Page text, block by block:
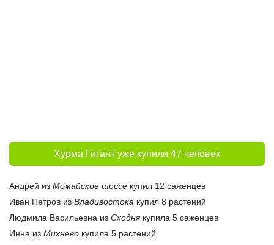
Хурма Гигант уже купили 47 человек
Андрей из Можайское шоссе купил 12 саженцев
Иван Петров из Владивостока купил 8 растений
Людмила Васильевна из Сходня купила 5 саженцев
Инна из Михнево купила 5 растений